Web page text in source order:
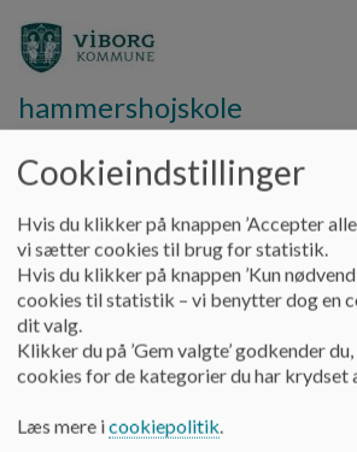
hammershojskole
Information Skolepsykolog
Psykolog
Skolens psykolog er: Liselotte Bak
Telefonnr.: +4529428451
Cookieindstillinger
Hvis du klikker på knappen ’Accepter
vi sætter cookies til brug for statistik.
Hvis du klikker på knappen ’Kun
cookies til statistik – vi benytter dog en
dit valg.
Klikker du på ’Gem valgte’ godkender
cookies for de kategorier du har krydset
Læs mere icookiepolitik.